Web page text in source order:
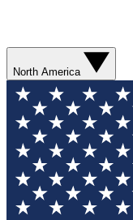
North America